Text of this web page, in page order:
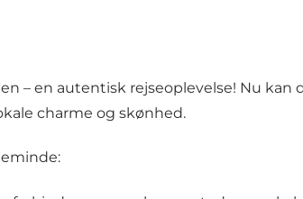
– en autentisk rejseoplevelse! Nu
charme og skønhed.